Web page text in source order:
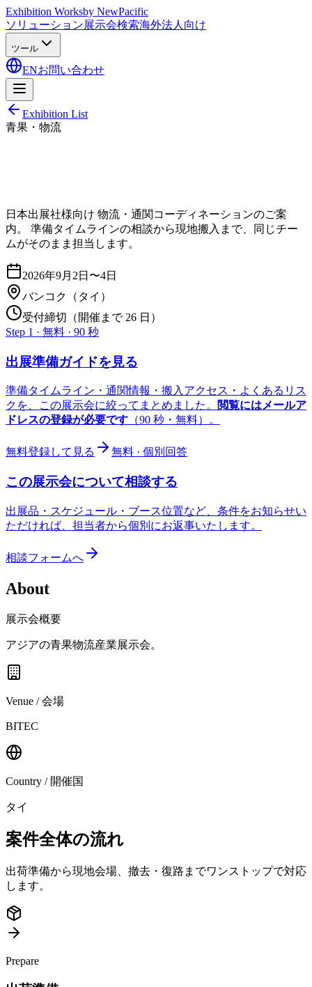
Exhibition Worksby NewPacific
ソリューション展示会検索海外法人向け
ツール
ENお問い合わせ
Exhibition List
青果・物流
日本出展社様向け 物流・通関コーディネーションのご案
内。 準備タイムラインの相談から現地搬入まで、同じチー
ムがそのまま担当します。
2026年9月2日〜4日
バンコク
（タイ）
受付締切（開催まで 26 日）
Step 1 · 無料 · 90 秒
出展準備ガイドを見る
準備タイムライン・通関情報・搬入アクセス・よくあるリス
クを、この展示会に絞ってまとめました。
閲覧にはメールア
ドレスの登録が必要です （90 秒・無料）。
無料登録して見る 無料 · 個別回答
この展示会について相談する
出展品・スケジュール・ブース位置など、条件をお知らせい
ただければ、担当者から個別にお返事いたします。
相談フォームへ
About
展示会概要
アジアの青果物流産業展示会。
Venue / 会場
BITEC
Country / 開催国
タイ
案件全体の流れ
出荷準備から現地会場、撤去・復路までワンストップで対応
します。
Prepare